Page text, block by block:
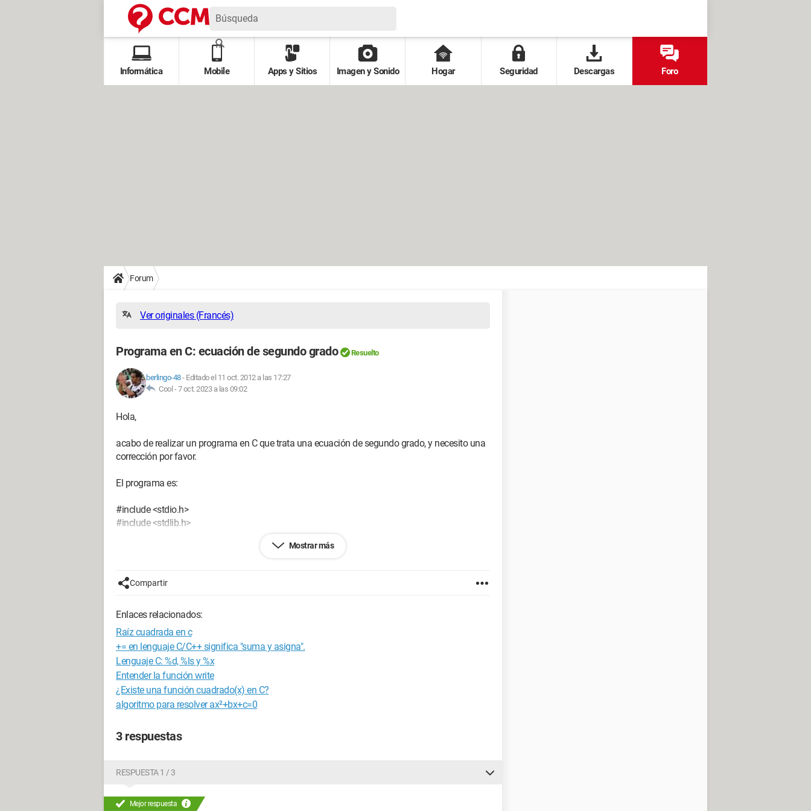
Informática Mobile Apps y Sitios Imagen y Sonido Hogar Seguridad Descargas Foro
Forum
Ver originales (Francés)
Programa en C: ecuación de segundo grado Resuelto
berlingo-48- Editado el 11 oct. 2012 a las 17:27
Cool -7 oct. 2023 a las 09:02
Hola,
acabo de realizar un programa en C que trata una ecuación de segundo grado, y necesito una
corrección por favor.
El programa es:
#include <stdio.h>
#include <stdlib.h>
double a=0,b=0,c=0, delta=0;
printf("Introduce un valor para a: ");
scanf("%lf", &a);
printf("Introduce un valor para b: ");
scanf("%lf", &b);
printf("Introduce un valor para c: ");
scanf("%lf", &c);
if (a==0){
if (b==0) {
printf("todo número real es solución") ;}
}
rst1 = -c/b ;
Mostrar más
Compartir
Enlaces relacionados:
Raíz cuadrada en c
+= en lenguaje C/C++ significa "suma y asigna".
Lenguaje C: %d, %ls y %x
Entender la función write
¿Existe una función cuadrado(x) en C?
algoritmo para resolver ax²+bx+c=0
3 respuestas
RESPUESTA 1 / 3
Mejor respuesta